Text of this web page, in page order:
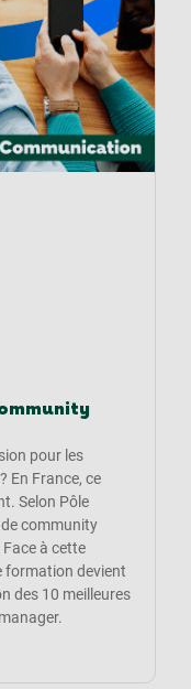
pour les
En France, ce
Selon Pôle
de community
à cette
formation devient
des 10 meilleures